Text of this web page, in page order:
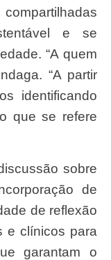
e se
“A quem
“A partir
identificando
que se refere
de
de reflexão
e clínicos para
garantam o